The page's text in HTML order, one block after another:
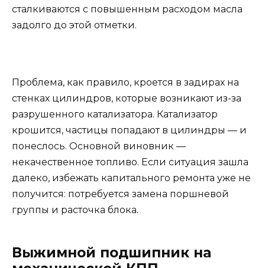
сталкиваются с повышенным расходом масла
задолго до этой отметки.
Проблема, как правило, кроется в задирах на
стенках цилиндров, которые возникают из-за
разрушенного катализатора. Катализатор
крошится, частицы попадают в цилиндры — и
понеслось. Основной виновник —
некачественное топливо. Если ситуация зашла
далеко, избежать капитального ремонта уже не
получится: потребуется замена поршневой
группы и расточка блока.
Выжимной подшипник на